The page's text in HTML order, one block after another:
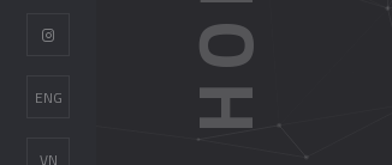
ENG
VN